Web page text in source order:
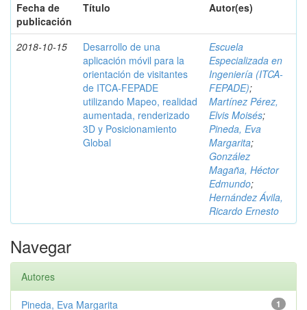
Fecha de
publicación
Título Autor(es)
2018-10-15
Desarrollo de una
aplicación móvil para la
orientación de visitantes
de ITCA-FEPADE
utilizando Mapeo, realidad
aumentada, renderizado
3D y Posicionamiento
Global
Escuela
Especializada en
Ingeniería (ITCA-
FEPADE);
Martínez Pérez,
Elvis Moisés;
Pineda, Eva
Margarita;
González
Magaña, Héctor
Edmundo;
Hernández Ávila,
Ricardo Ernesto
Navegar
Autores
1
Pineda, Eva Margarita